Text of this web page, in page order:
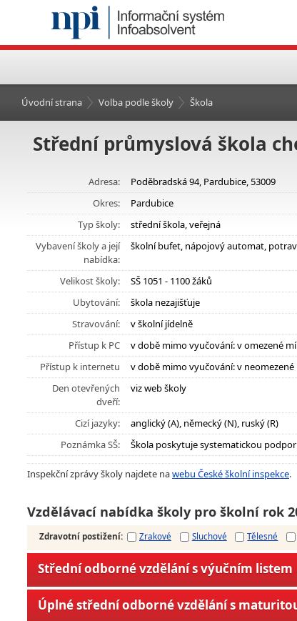
Úvodní strana Volba podle školy Škola
Střední průmyslová škola
Adresa:
Poděbradská 94, Pardubice, 53009
Okres:
Pardubice
Typ školy:
střední škola, veřejná
Vybavení školy a její
nabídka:
školní bufet, nápojový automat,
Velikost školy:
SŠ 1051 - 1100 žáků
Ubytování:
škola nezajišťuje
Stravování:
v školní jídelně
Přístup k PC
v době mimo vyučování: v omezené
Přístup k internetu
v době mimo vyučování: v neomezené
Den otevřených
dveří:
viz web školy
Cizí jazyky:
anglický (A), německý (N), ruský (R)
Poznámka SŠ:
Škola poskytuje systematickou
Inspekční zprávy školy najdete nawebu České školní inspekce.
Vzdělávací nabídka školy pro školní rok
Zdravotní postižení: Zrakové Sluchové Tělesné
Střední odborné vzdělání s výučním listem
Úplné střední odborné vzdělání s